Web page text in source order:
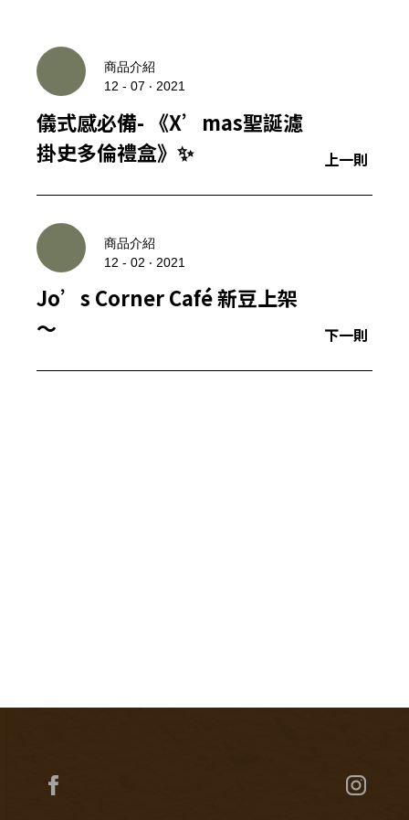
商品介紹
12 - 07 ‧ 2021
儀式感必備- 《X’mas聖誕濾
掛史多倫禮盒》✨
上一則
商品介紹
12 - 02 ‧ 2021
Jo’s Corner Café 新豆上架
～
下一則